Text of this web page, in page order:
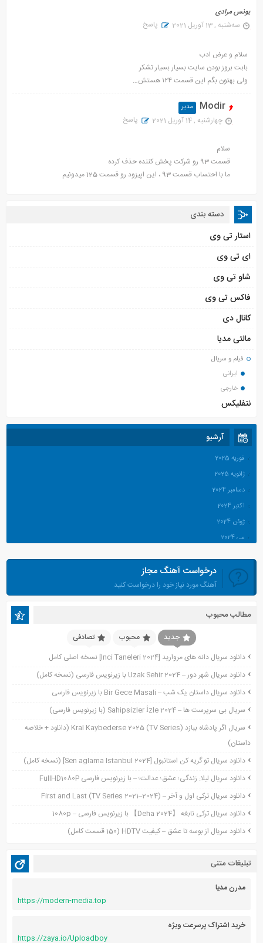
یونس مرادی
سه‌شنبه , 13 آوریل 2021
پاسخ
سلام و عرض ادب
بابت بروز بودن سایت بسیار بسیار تشکر
ولی بهتون بگم این قسمت ۱۲۴ هستش…
Modir
چهارشنبه , 14 آوریل 2021 پاسخ
سلام
قسمت 93 رو شرکت پخش کننده حذف کرده
ما با احتساب قسمت 93 ، این اپیزود رو قسمت 125 میدونیم
دسته بندی
استار تی وی
ای تی وی
شاو تی وی
فاکس تی وی
کانال دی
مالتی مدیا
فیلم و سریال
ایرانی
خارجی
نتفلیکس
آرشیو
فوریه 2025
ژانویه 2025
دسامبر 2024
اکتبر 2024
ژوئن 2024
می 2024
مارس 2024
ژانویه 2024
نوامبر 2023
آوریل 2023
نوامبر 2022
نوامبر 2021
اکتبر 2021
سپتامبر 2021
آگوست 2021
جولای 2021
ژوئن 2021
می 2021
آگوست 2020
درخواست آهنگ مجاز
آهنگ مورد نیاز خود را درخواست کنید.
مطالب محبوب
جدید محبوب
تصادفی
دانلود سریال دانه های مروارید [Inci Taneleri 2024] نسخه اصلی کامل
دانلود سریال شهر دور – Uzak Sehir 2024 با زیرنویس فارسی (نسخه کامل)
دانلود سریال داستان یک شب – Bir Gece Masali با زیرنویس فارسی
سریال بی سرپرست ها – Sahipsizler İzle 2024 (با زیرنویس فارسی)
سریال اگر پادشاه ببازد Kral Kaybederse 2025 (TV Series) (دانلود + خلاصه
داستان)
دانلود سریال تو گریه کن استانبول [Sen aglama Istanbul 2024] (نسخه کامل)
دانلود سریال لیلا: زندگی؛ عشق؛ عدالت؛ – با زیرنویس فارسی FullHD1080P
دانلود سریال ترکی اول و آخر – First and Last (TV Series 2021–2024)
دانلود سریال ترکی نابغه 【Deha 2024】 با زیرنویس فارسی – 1080p
دانلود سریال از بوسه تا عشق – کیفیت HDTV (150 قسمت کامل)
تبلیغات متنی
مدرن مدیا
https://modern-media.top
خرید اشتراک پرسرعت ویژه
https://zaya.io/Uploadboy